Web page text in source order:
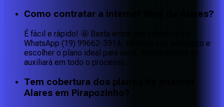
Como contratar a internet fibra da Alares?
É fácil e rápido! 🤩 Basta entrar em contato pelo
WhatsApp (19) 99662-3914, informar seu endereço e
escolher o plano ideal para você. Nossa equipe te
auxiliará em todo o processo.
Tem cobertura dos planos de internet
Alares em Pirapozinho?